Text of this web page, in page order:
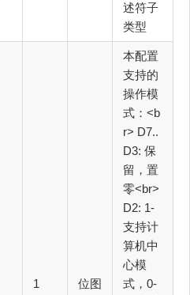
述符子
类型
1 位图
本配置
支持的
操作模
式：<b
r> D7..
D3: 保
留，置
零<br>
D2: 1-
支持计
算机中
心模
式，0-